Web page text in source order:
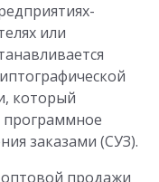
или
который
программное
заказами (СУЗ).
продажи